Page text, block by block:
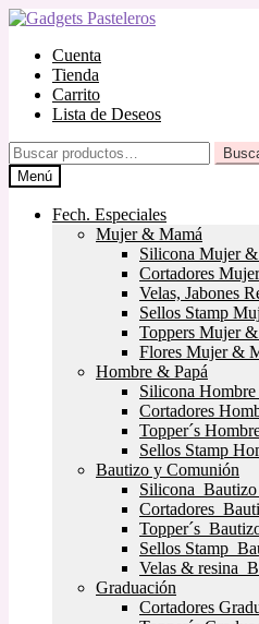
Ir
navegación
Ir
contenidoCuenta
Tienda
Carrito
Lista de Deseos
Buscar
por:Menú
Fech. Especiales
Mujer & Mamá
Silicona Mujer
Cortadores
Velas, Jabones
Sellos Stamp
Toppers Mujer
Flores Mujer &
Hombre & Papá
Silicona Hombre
Cortadores
Topper´s
Sellos Stamp
Bautizo y Comunión
Silicona
Cortadores
Topper´s
Sellos Stamp
Velas & resina
Graduación
Cortadores